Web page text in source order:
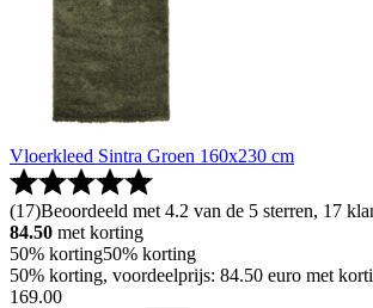
Vloerkleed Sintra Groen 160x230 cm
(17)Beoordeeld met 4.2 van de 5 sterren, 17
84.50 met korting
50% korting50% korting
50% korting, voordeelprijs: 84.50 euro met
169.00